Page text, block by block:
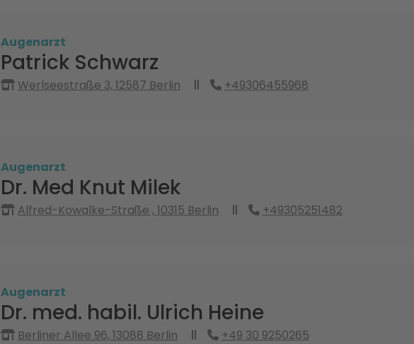
Augenarzt
Patrick Schwarz
Werlseestraße 3, 12587 Berlin +49306455968
Augenarzt
Dr. Med Knut Milek
Alfred-Kowalke-Straße , 10315 Berlin +49305251482
Augenarzt
Dr. med. habil. Ulrich Heine
Berliner Allee 96, 13088 Berlin +49 30 9250265